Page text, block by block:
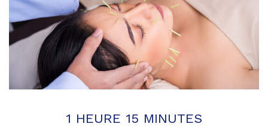
1 HEURE 15 MINUTES